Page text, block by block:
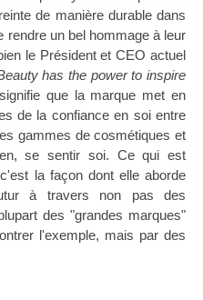
de manière durable dans
rendre un bel hommage à leur
le Président et CEO actuel
has the power to inspire
que la marque met en
de la confiance en soi entre
gammes de cosmétiques et
se sentir soi. Ce qui est
la façon dont elle aborde
à travers non pas des
des "grandes marques"
l'exemple, mais par des